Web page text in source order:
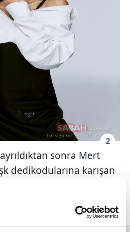
2
sonra Mert
dedikodularına karışan